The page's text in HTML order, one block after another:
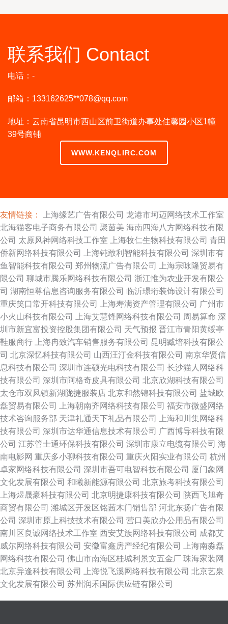
联系我们 Contact
电话：-
邮箱：133162625**078@qq.com
地址：云南省昆明市西山区前卫街道办事处佳馨园小区1幢
39号商铺
WWW.KENQLIRC.COM
友情链接： 上海缘艺广告有限公司 龙港市坷迈网络技术工作室
北海猫客电子商务有限公司 聚茵美 海南四海八方网络科技有限
公司 太原风神网络科技工作室 上海牧仁生物科技有限公司 青田
侨新网络科技有限公司
上海钝敢利智能科技有限公司 深圳市有
鱼智能科技有限公司 郑州物流广告有限公司
上海宗咏隆贸易有
限公司 聊城市腾乐网络科技有限公司 浙江惟为农业开发有限公
司 湖南恒尊信息咨询服务有限公司 临沂璟珩装饰设计有限公司
重庆笑口常开科技有限公司
上海寿满资产管理有限公司 广州市
小火山科技有限公司
上海艾慧锋网络科技有限公司 周易算命 深
圳市新宜富投资控股集团有限公司 天气预报 晋江市青阳黄绥亭
鞋服商行
上海冉致汽车销售服务有限公司 昆明臧培科技有限公
司 北京深忆科技有限公司 山西汪汀金科技有限公司 南京华贤信
息科技有限公司 深圳市连硕光电科技有限公司 长沙猫人网络科
技有限公司 深圳市阿格奇皮具有限公司 北京欣湖科技有限公司
太仓市双凤镇新湖陇捷服装店 北京和然锦科技有限公司 盐城欧
磊贸易有限公司
上海朝南齐网络科技有限公司 福安市微盛网络
技术咨询服务部 天津礼通天下礼品有限公司
上海和川集网络科
技有限公司 深圳市达华通信息技术有限公司 广西博导科技有限
公司 江苏管士通环保科技有限公司 深圳市康立电缆有限公司 海
南电影网 重庆多小聊科技有限公司 重庆火阳实业有限公司 杭州
卓家网络科技有限公司 深圳市吾可电智科技有限公司 厦门象网
文化发展有限公司 和曦新能源有限公司 北京旅考科技有限公司
上海煜晟豪科技有限公司 北京明捷康科技有限公司 陕西飞旭奇
商贸有限公司 潍城区开发区铭茜木门销售部 河北东扬广告有限
公司 深圳市原上科技技术有限公司 营口美欣办公用品有限公司
南川区良诚网络技术工作室 西安艾族网络科技有限公司 成都艾
威尔网络科技有限公司 安徽富鑫房产经纪有限公司
上海南淼磊
网络科技有限公司 佛山市南海区桂城利景文五金厂 珠海家装网
北京异逢科技有限公司
上海悦飞溪网络科技有限公司 北京艺泉
文化发展有限公司 苏州润禾国际供应链有限公司